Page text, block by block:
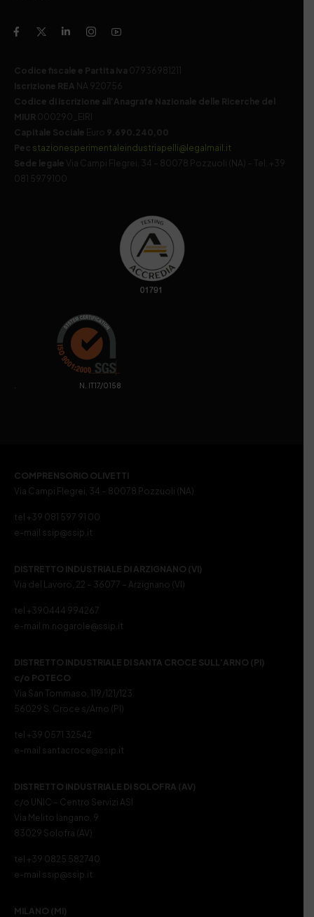
Codice fiscale e Partita Iva 07936981211
Iscrizione REA NA 920756
Codice di iscrizione all’Anagrafe Nazionale delle Ricerche del
MIUR 000290_EIRI
Capitale Sociale Euro 9.690.240,00
Pec stazionesperimentaleindustriapelli@legalmail.it
Sede legale
Via Campi Flegrei, 34 – 80078 Pozzuoli (NA) – Tel. +39
081 5979100
. N. IT17/0158
COMPRENSORIO OLIVETTI
Via Campi Flegrei, 34 – 80078 Pozzuoli (NA)
tel +39 081 597 91 00
e-mail ssip@ssip.it
DISTRETTO INDUSTRIALE DI ARZIGNANO (VI)
Via del Lavoro, 22 – 36077 – Arzignano (VI)
tel +390444 994267
e-mail m.nogarole@ssip.it
DISTRETTO INDUSTRIALE DI SANTA CROCE SULL’ARNO (PI)
c/o POTECO
Via San Tommaso, 119/121/123
56029 S. Croce s/Arno (PI)
tel +39 0571 32542
e-mail santacroce@ssip.it
DISTRETTO INDUSTRIALE DI SOLOFRA (AV)
c/o UNIC – Centro Servizi ASI
Via Melito Iangano, 9
83029 Solofra (AV)
tel +39 0825 582740
e-mail ssip@ssip.it
MILANO (MI)